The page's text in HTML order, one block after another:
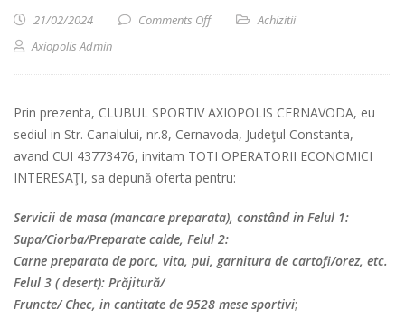
21/02/2024 Comments Offon Anunt achizitie servicii de masa
Achizitii
Axiopolis Admin
Prin prezenta, CLUBUL SPORTIV AXIOPOLIS CERNAVODA, eu
sediul in Str. Canalului, nr.8, Cernavoda, Judeţul Constanta,
avand CUI 43773476, invitam TOTI OPERATORII ECONOMICI
INTERESAŢI, sa depună oferta pentru:
Servicii de masa (mancare preparata), constând in Felul 1:
Supa/Ciorba/Preparate calde, Felul 2:
Carne preparata de porc, vita, pui, garnitura de cartofi/orez, etc.
Felul 3 ( desert): Prăjitură/
Fruncte/ Chec, in cantitate de 9528 mese sportivi;